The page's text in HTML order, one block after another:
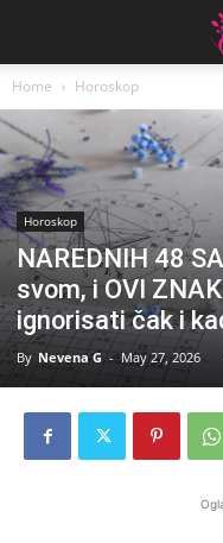
Home Horoskop
Horoskop
NAREDNIH 48
svom, i OVI
ignorisati čak i
By Nevena G - May 27, 2026